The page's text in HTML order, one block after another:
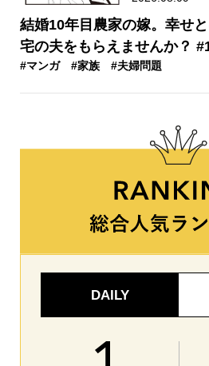
結婚10年目農家の嫁。幸せ
宅の夫をもらえませんか？ #1
#マンガ #家族 #夫婦問題
DAILY